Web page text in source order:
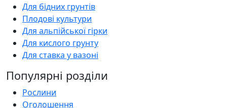
Для бідних грунтів
Плодові культури
Для альпійської гірки
Для кислого грунту
Для ставка у вазоні
Популярні розділи
Рослини
Оголошення